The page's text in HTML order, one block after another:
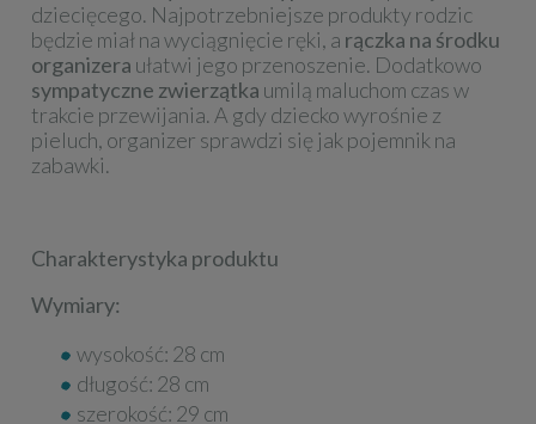
dziecięcego. Najpotrzebniejsze produkty rodzic
będzie miał na wyciągnięcie ręki, a rączka na środku
organizera ułatwi jego przenoszenie. Dodatkowo
sympatyczne zwierzątka umilą maluchom czas w
trakcie przewijania. A gdy dziecko wyrośnie z
pieluch, organizer sprawdzi się jak pojemnik na
zabawki.
Charakterystyka produktu
Wymiary:
wysokość: 28 cm
długość: 28 cm
szerokość: 29 cm